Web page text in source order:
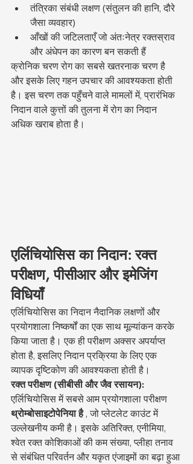
तंत्रिका संबंधी लक्षण (संतुलन की हानि, दौरे
जैसा व्यवहार)
आँखों की जटिलताएँ जो अंतःनेत्र रक्तस्राव
और अंधेपन का कारण बन सकती हैं
क्रोनिक चरण रोग का सबसे खतरनाक चरण है
और इसके लिए गहन उपचार की आवश्यकता होती
है। इस चरण तक पहुँचने वाले मामलों में, प्रारंभिक
निदान वाले कुत्तों की तुलना में रोग का निदान
अधिक खराब होता है।
एर्लिचियोसिस का निदान: रक्त
परीक्षण, पीसीआर और इमेजिंग
विधियाँ
एर्लिचियोसिस का निदान नैदानिक लक्षणों और
प्रयोगशाला निष्कर्षों का एक साथ मूल्यांकन करके
किया जाता है। एक ही परीक्षण अक्सर अपर्याप्त
होता है, इसलिए निदान प्रक्रिया के लिए एक
व्यापक दृष्टिकोण की आवश्यकता होती है।
रक्त परीक्षण (सीबीसी और जैव रसायन):
एर्लिचियोसिस में सबसे आम प्रयोगशाला परीक्षण
थ्रोम्बोसाइटोपेनिया है , जो प्लेटलेट काउंट में
उल्लेखनीय कमी है। इसके अतिरिक्त, एनीमिया,
श्वेत रक्त कोशिकाओं की कम संख्या, प्लीहा तनाव
से संबंधित परिवर्तन और यकृत एंजाइमों का बढ़ा हुआ